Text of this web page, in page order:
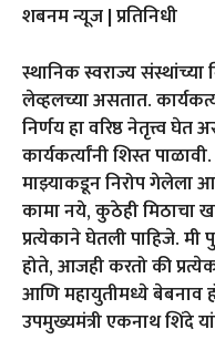
शबनम न्यूज | प्रतिनिधी
स्थानिक स्वराज्य
लेव्हलच्या असतात.
निर्णय हा वरिष्ठ नेतृत्त्व
कार्यकर्त्यांनी शिस्त
माझ्याकडून निरोप गेलेला
कामा नये, कुठेही मिठाचा
प्रत्येकाने घेतली पाहिजे. मी
होते, आजही करतो की
आणि महायुतीमध्ये
उपमुख्यमंत्री एकनाथ शिंदे